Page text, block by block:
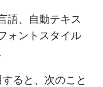
語、自動テキス
ォントスタイル
ると、次のこと